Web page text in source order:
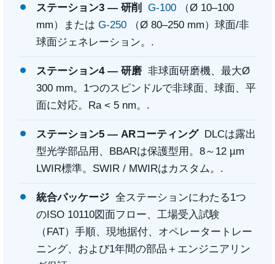
ステーション3 — 研削 G-100 （Ø 10–100
mm）または G-250 （Ø 80–250 mm）球面/非
球面ジェネレーション。.
ステーション4 — 研磨 非球面研磨機、最大Ø
300 mm。1つのスピンドルで非球面、球面、平
面に対応。Ra < 5 nm。.
ステーション5 — ARコーティングDLCは露出
型光学部品用、BBARは保護型用。8～12 µm
LWIR標準。SWIR / MWIRはカスタム。.
統合パッケージ 全ステーションにわたる1つ
のISO 10110図面フロー、工場受入試験
（FAT）手順、現地据付、オペレータートレー
ニング、および1年間の部品＋エンジニアリン